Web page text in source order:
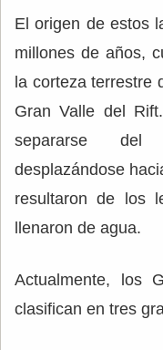
El origen de estos
millones de años,
la corteza terrestre
Gran Valle del
separarse
desplazándose
resultaron de los
llenaron de agua.
Actualmente, los
clasifican en tres